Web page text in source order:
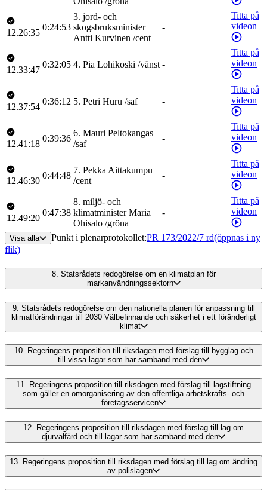
12.26:35
0:24:53
3. jord- och
skogsbruksminister
Antti Kurvinen /cent
-
Titta på
videon
12.33:47
0:32:05 4. Pia Lohikoski /vänst -
Titta på
videon
12.37:54
0:36:12 5. Petri Huru /saf -
Titta på
videon
12.41:18
0:39:36
6. Mauri Peltokangas
/saf
-
Titta på
videon
12.46:30
0:44:48
7. Pekka Aittakumpu
/cent
-
Titta på
videon
12.49:20
0:47:38
8. miljö- och
klimatminister Maria
Ohisalo /gröna
-
Titta på
videon
Visa alla Punkt i plenarprotokollet:PR 173/2022/7 rd(öppnas i ny
flik)
8. Statsrådets redogörelse om en klimatplan för
markanvändningssektorn
9. Statsrådets redogörelse om den nationella planen för anpassning till
klimatförändringar till 2030 Välbefinnande och säkerhet i ett föränderligt
klimat
10. Regeringens proposition till riksdagen med förslag till bygglag och
till vissa lagar som har samband med den
11. Regeringens proposition till riksdagen med förslag till lagstiftning
som gäller en omorganisering av den offentliga arbetskrafts- och
företagsservicen
12.
Regeringens proposition till riksdagen med förslag till lag om
djurvälfärd och till lagar som har samband med den
13. Regeringens proposition till riksdagen med förslag till lag om ändring
av polislagen